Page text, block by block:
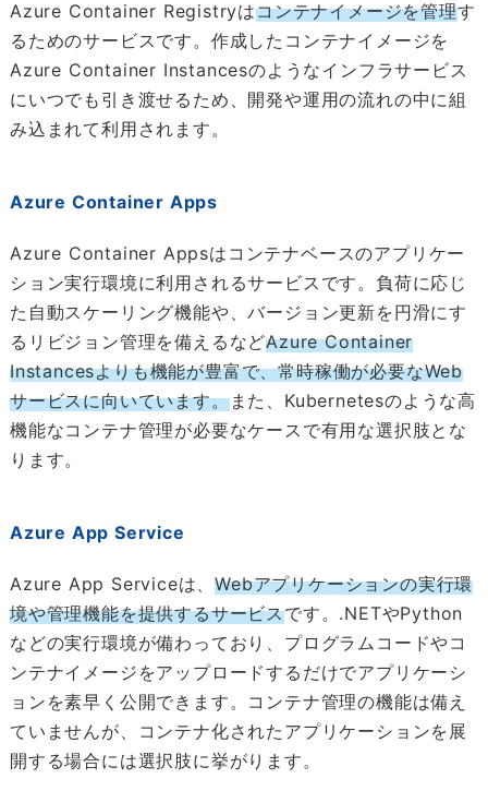
Azure Container Registryはコンテナイメージを管理す
るためのサービスです。作成したコンテナイメージを
Azure Container Instancesのようなインフラサービス
にいつでも引き渡せるため、開発や運用の流れの中に組
み込まれて利用されます。
Azure Container Apps
Azure Container Appsはコンテナベースのアプリケー
ション実行環境に利用されるサービスです。負荷に応じ
た自動スケーリング機能や、バージョン更新を円滑にす
るリビジョン管理を備えるなどAzure Container
Instancesよりも機能が豊富で、常時稼働が必要なWeb
サービスに向いています。また、Kubernetesのような高
機能なコンテナ管理が必要なケースで有用な選択肢とな
ります。
Azure App Service
Azure App Serviceは、Webアプリケーションの実行環
境や管理機能を提供するサービスです。.NETやPython
などの実行環境が備わっており、プログラムコードやコ
ンテナイメージをアップロードするだけでアプリケーシ
ョンを素早く公開できます。コンテナ管理の機能は備え
ていませんが、コンテナ化されたアプリケーションを展
開する場合には選択肢に挙がります。